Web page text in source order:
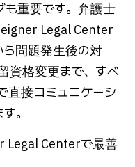
も重要です。弁護士
Legal Center
問題発生後の対
資格変更まで、すべ
直接コミュニケーシ
。
Legal Centerで最善